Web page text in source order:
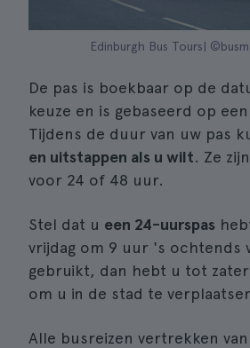
Edinburgh Bus Tours|
De pas is boekbaar op de
keuze en is gebaseerd op een
Tijdens de duur van uw pas
en uitstappen als u wilt. Ze
voor 24 of 48 uur.
Stel dat u een 24-uurspas
vrijdag om 9 uur 's ochtends
gebruikt, dan hebt u tot
om u in de stad te
Alle busreizen vertrekken van